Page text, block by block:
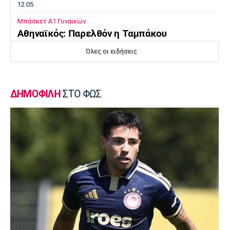
12:05
Μπάσκετ Α1 Γυναικών
Αθηναϊκός: Παρελθόν η Ταμπάκου
EuroLeague
11:35
Παγκόσμιο Πρωτάθλημα Κ20: Ο Κανοντζιάν
δέκατος στον τελικό, ρεκόρ και πρόκριση
11:20
Ποδόσφαιρο - Εθνικές Ομάδες
FIFA: Η «συγγνώμη» προς τις 211
ομοσπονδίες και η στήριξη σε Ινφαντίνο
Παρασκήνιο
Όλες οι ειδήσεις
ΔΗΜΟΦΙΛΗ ΣΤΟ ΦΩΣ